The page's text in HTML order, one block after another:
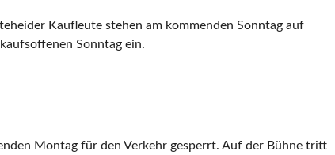
Kaufleute stehen am kommenden Sonntag auf
Sonntag ein.
Montag für den Verkehr gesperrt. Auf der Bühne tritt